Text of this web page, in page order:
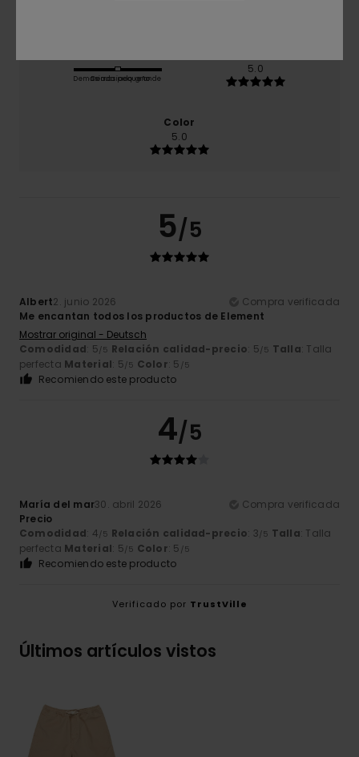
Demasiado pequeño
Demasiado grande
5.0
Color
5.0
5/5
Albert2. junio 2026
Compra verificada
Me encantan todos los productos de Element
Mostrar original - Deutsch
Comodidad: 5/5 Relación calidad-precio: 5/5 Talla: Talla
perfecta Material: 5/5 Color: 5 /5
Recomiendo este producto
4/5
María del mar30. abril 2026
Compra verificada
Precio
Comodidad: 4/5 Relación calidad-precio: 3/5 Talla: Talla
perfecta Material: 5/5 Color: 5 /5
Recomiendo este producto
Verificado por TrustVille
Últimos artículos vistos